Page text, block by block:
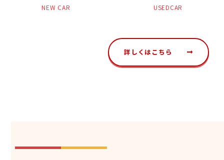
NEW CAR USEDCAR
詳しくはこちら